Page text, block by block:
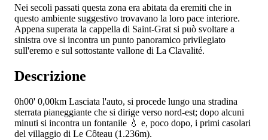
Nei secoli passati questa zona era abitata da eremiti che in
questo ambiente suggestivo trovavano la loro pace interiore.
Appena superata la cappella di Saint-Grat si può svoltare a
sinistra ove si incontra un punto panoramico privilegiato
sull'eremo e sul sottostante vallone di La Clavalité.
Descrizione
0h00' 0,00km Lasciata l'auto, si procede lungo una stradina
sterrata pianeggiante che si dirige verso nord-est; dopo alcuni
minuti si incontra un fontanile 💧 e, poco dopo, i primi casolari
del villaggio di Le Côteau (1.236m).